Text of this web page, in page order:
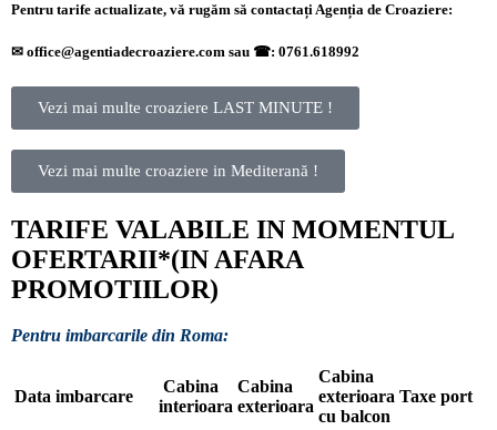
Pentru tarife actualizate, vă rugăm să contactați Agenția de Croaziere:
✉ office@agentiadecroaziere.com sau ☎: 0761.618992
Vezi mai multe croaziere LAST MINUTE !
Vezi mai multe croaziere in Mediterană !
TARIFE VALABILE IN MOMENTUL
OFERTARII*(IN AFARA
PROMOTIILOR)
Pentru imbarcarile din Roma:
Data imbarcare
Cabina
interioara
Cabina
exterioara
Cabina
exterioara
cu balcon
Taxe port